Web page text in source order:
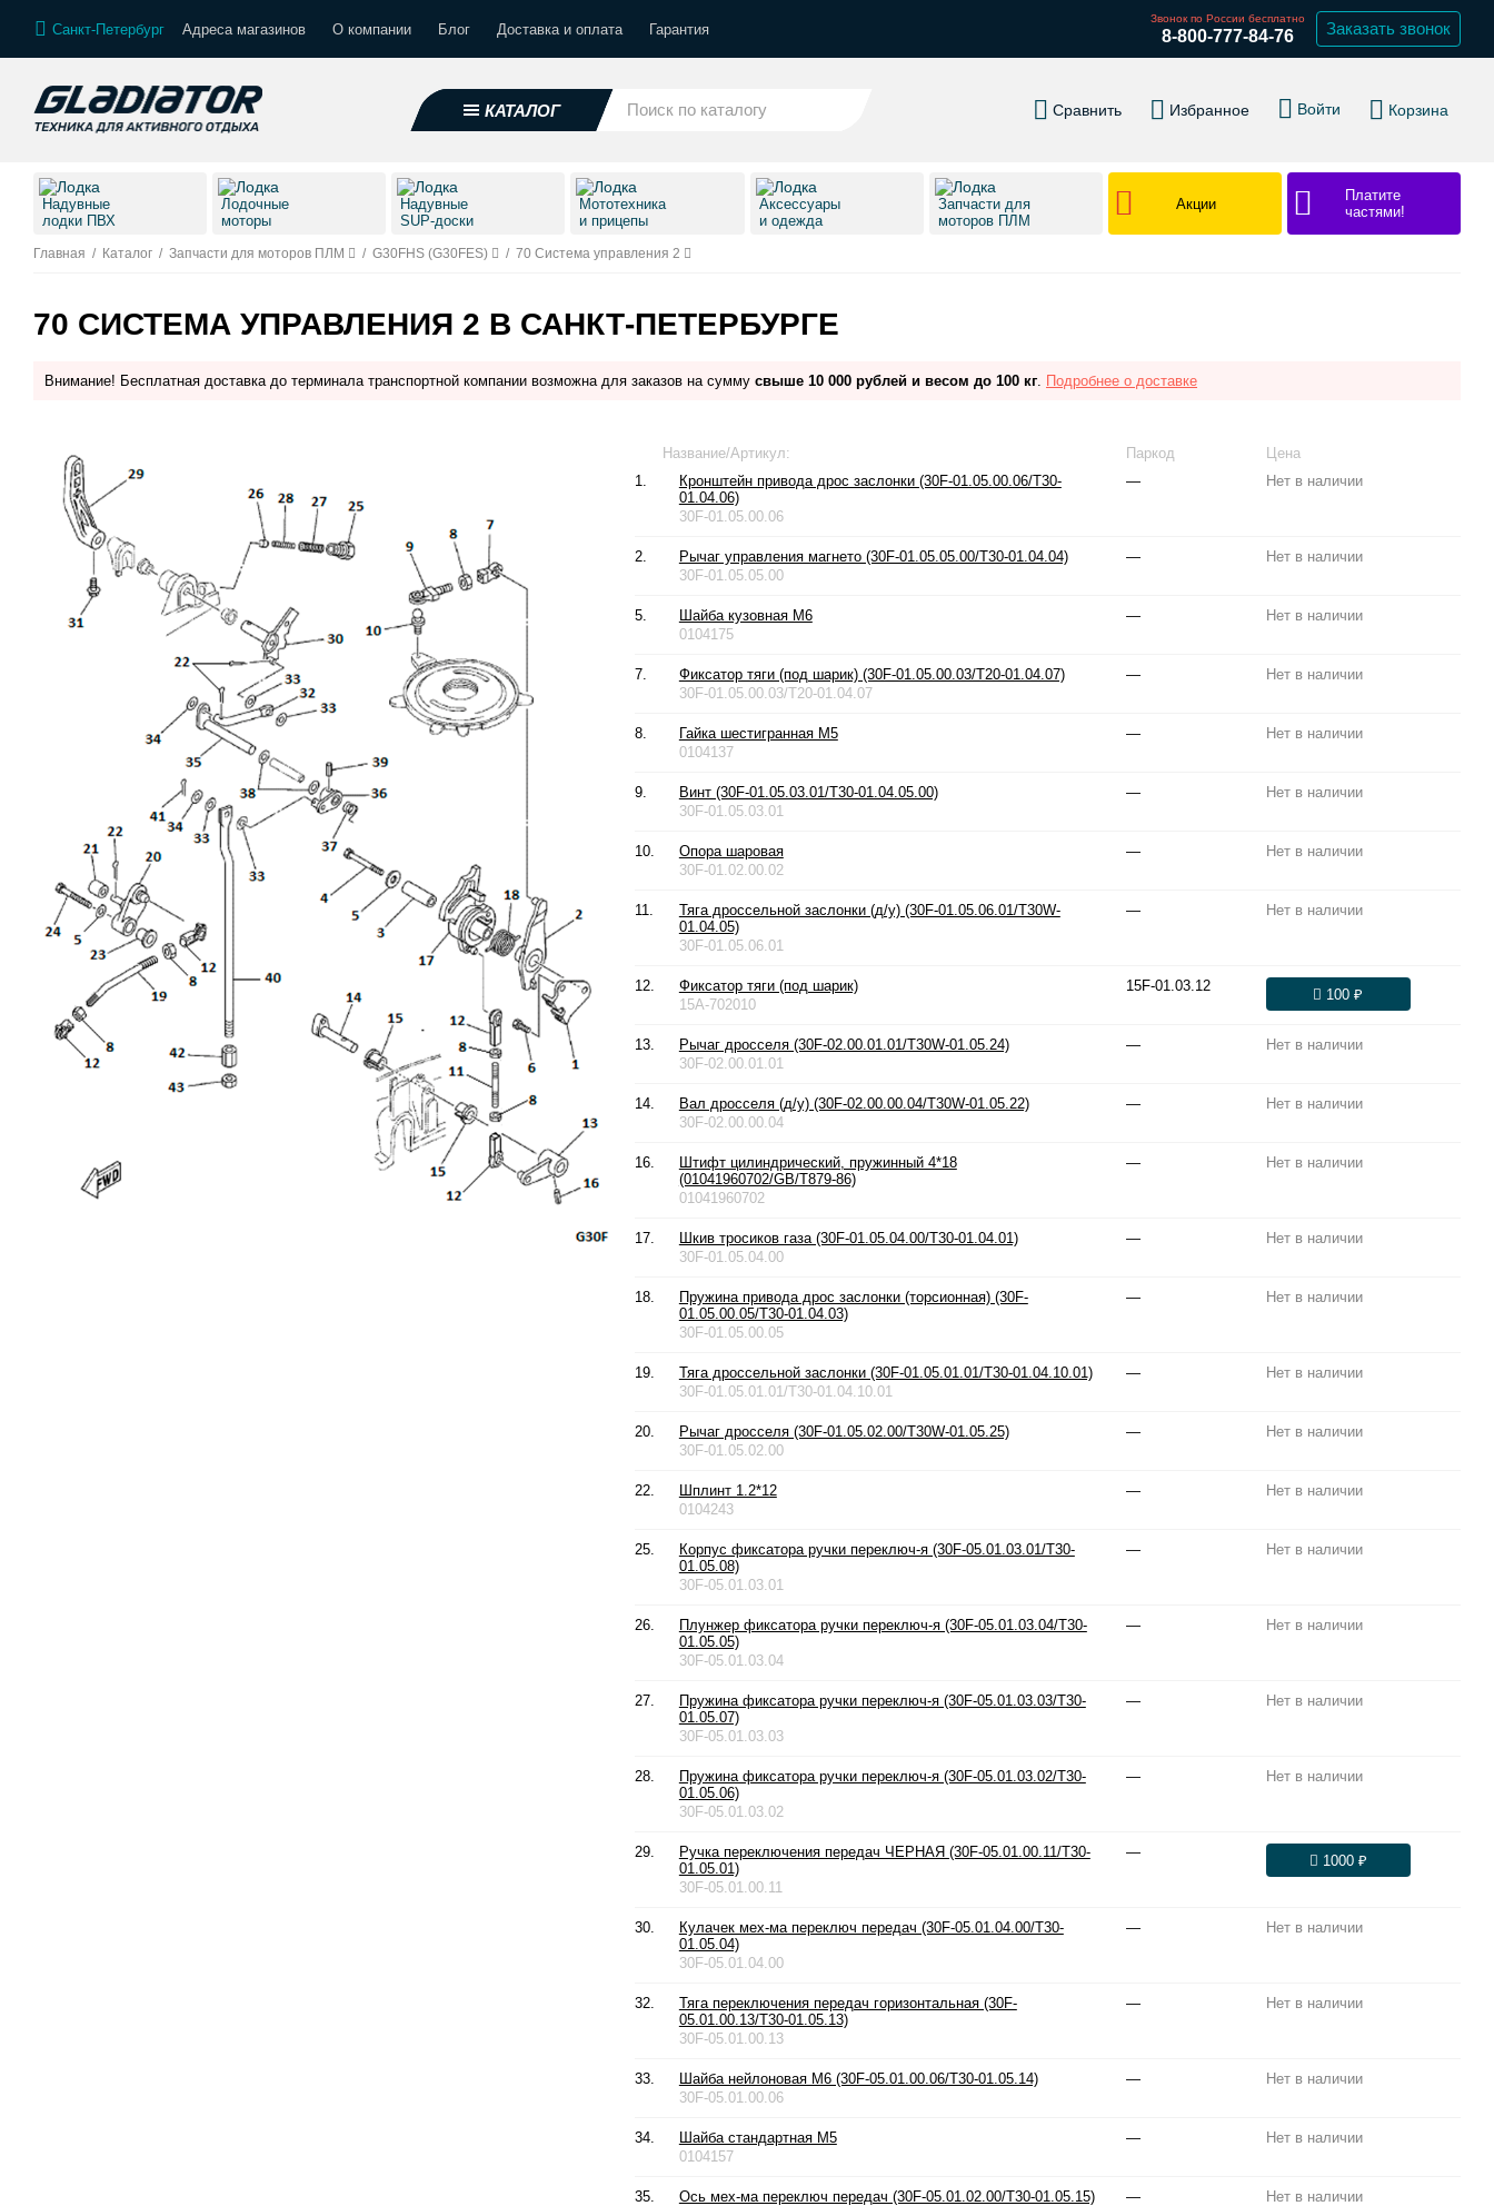
Санкт-Петербург Адреса магазинов О компании Блог Доставка и оплата Гарантия
Звонок по России бесплатно
8-800-777-84-76 Заказать звонок
КАТАЛОГ Сравнить Избранное Войти Корзина
Надувные
лодки ПВХ
Лодочные
моторы
Надувные
SUP-доски
Мототехника
и прицепы
Аксессуары
и одежда
Запчасти для
моторов ПЛМ
Акции
Платите
частями!
Главная / Каталог / Запчасти для моторов ПЛМ / G30FHS (G30FES) / 70 Система управления 2
70 СИСТЕМА УПРАВЛЕНИЯ 2 В САНКТ-ПЕТЕРБУРГЕ
Внимание! Бесплатная доставка до терминала транспортной компании возможна для заказов на сумму свыше 10 000 рублей и весом до 100 кг. Подробнее о доставке
Название/Артикул: Паркод
Цена
1.
Кронштейн привода дрос заслонки (30F-01.05.00.06/T30-
01.04.06)
30F-01.05.00.06
— Нет в наличии
2.
Рычаг управления магнето (30F-01.05.05.00/T30-01.04.04)
30F-01.05.05.00
— Нет в наличии
5.
Шайба кузовная М6
0104175
— Нет в наличии
7.
Фиксатор тяги (под шарик) (30F-01.05.00.03/T20-01.04.07)
30F-01.05.00.03/T20-01.04.07
— Нет в наличии
8.
Гайка шестигранная М5
0104137
— Нет в наличии
9.
Винт (30F-01.05.03.01/T30-01.04.05.00)
30F-01.05.03.01
— Нет в наличии
10.
Опора шаровая
30F-01.02.00.02
— Нет в наличии
11.
Тяга дроссельной заслонки (д/у) (30F-01.05.06.01/T30W-
01.04.05)
30F-01.05.06.01
— Нет в наличии
12.
Фиксатор тяги (под шарик)
15A-702010
15F-01.03.12
100 ₽
13.
Рычаг дросселя (30F-02.00.01.01/T30W-01.05.24)
30F-02.00.01.01
— Нет в наличии
14.
Вал дросселя (д/у) (30F-02.00.00.04/T30W-01.05.22)
30F-02.00.00.04
— Нет в наличии
16.
Штифт цилиндрический, пружинный 4*18
(01041960702/GB/T879-86)
01041960702
— Нет в наличии
17.
Шкив тросиков газа (30F-01.05.04.00/T30-01.04.01)
30F-01.05.04.00
— Нет в наличии
18.
Пружина привода дрос заслонки (торсионная) (30F-
01.05.00.05/T30-01.04.03)
30F-01.05.00.05
— Нет в наличии
19.
Тяга дроссельной заслонки (30F-01.05.01.01/T30-01.04.10.01)
30F-01.05.01.01/T30-01.04.10.01
— Нет в наличии
20.
Рычаг дросселя (30F-01.05.02.00/T30W-01.05.25)
30F-01.05.02.00
— Нет в наличии
22.
Шплинт 1.2*12
0104243
— Нет в наличии
25.
Корпус фиксатора ручки переключ-я (30F-05.01.03.01/T30-
01.05.08)
30F-05.01.03.01
— Нет в наличии
26.
Плунжер фиксатора ручки переключ-я (30F-05.01.03.04/T30-
01.05.05)
30F-05.01.03.04
— Нет в наличии
27.
Пружина фиксатора ручки переключ-я (30F-05.01.03.03/T30-
01.05.07)
30F-05.01.03.03
— Нет в наличии
28.
Пружина фиксатора ручки переключ-я (30F-05.01.03.02/T30-
01.05.06)
30F-05.01.03.02
— Нет в наличии
29.
Ручка переключения передач ЧЕРНАЯ (30F-05.01.00.11/T30-
01.05.01)
30F-05.01.00.11
—
1000 ₽
30.
Кулачек мех-ма переключ передач (30F-05.01.04.00/T30-
01.05.04)
30F-05.01.04.00
— Нет в наличии
32.
Тяга переключения передач горизонтальная (30F-
05.01.00.13/T30-01.05.13)
30F-05.01.00.13
— Нет в наличии
33.
Шайба нейлоновая М6 (30F-05.01.00.06/T30-01.05.14)
30F-05.01.00.06
— Нет в наличии
34.
Шайба стандартная М5
0104157
— Нет в наличии
35.
Ось мех-ма переключ передач (30F-05.01.02.00/T30-01.05.15)
— Нет в наличии